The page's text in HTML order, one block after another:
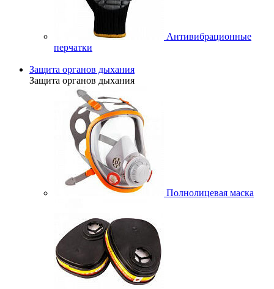
Антивибрационные
перчатки
Защита органов дыхания
Защита органов дыхания
Полнолицевая маска